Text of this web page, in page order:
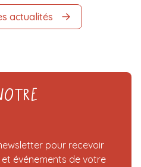
actualités
pour recevoir
événements de votre